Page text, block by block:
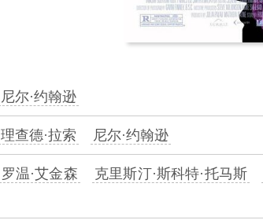
尼尔·约翰逊
理查德·拉索 尼尔·约翰逊
罗温·艾金森 克里斯汀·斯科特·托马斯